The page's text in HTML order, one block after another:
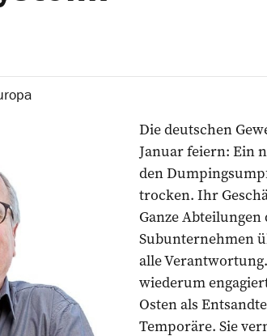
Die deutschen
Januar feiern: Ein
den
trocken. Ihr
Ganze
Subunternehmen
alle
wiederum
Osten als
Temporäre. Sie